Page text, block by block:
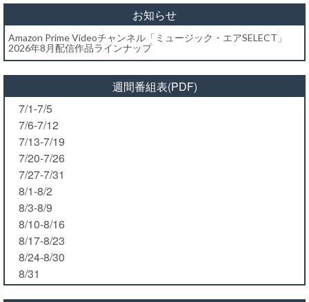
お知らせ
Amazon Prime Videoチャンネル「ミュージック・エアSELECT」
2026年8月配信作品ラインナップ
週間番組表(PDF)
7/1-7/5
7/6-7/12
7/13-7/19
7/20-7/26
7/27-7/31
8/1-8/2
8/3-8/9
8/10-8/16
8/17-8/23
8/24-8/30
8/31